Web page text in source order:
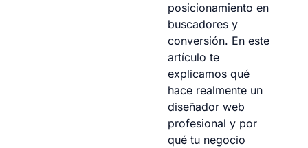
posicionamiento en
buscadores y
conversión. En este
artículo te
explicamos qué
hace realmente un
diseñador web
profesional y por
qué tu negocio